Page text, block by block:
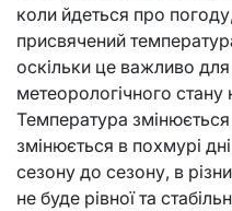
коли йдеться про
присвячений
оскільки це важливо
метеорологічного стану
Температура
змінюється в похмурі
сезону до сезону, в
не буде рівної та